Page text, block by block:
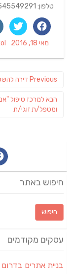
טלפון: 0545549291
Posted
מאי 18, 2016
Previous
Previous
דירה
הבא פוסט
הבא:
למרכז טיפול
ומטפל/ת זוגי/ת
חיפוש באתר
חיפוש:
עסקים מקודמים
בניית אתרים בדרום